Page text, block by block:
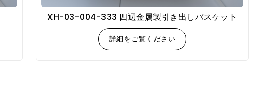
XH-03-004-333 四辺金属製引き出しバスケット
詳細をご覧ください